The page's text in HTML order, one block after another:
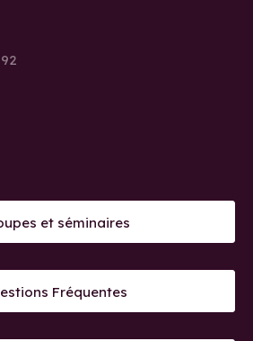
et séminaires
Fréquentes